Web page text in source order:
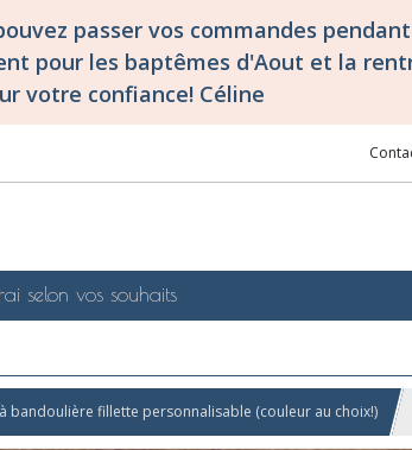
passer vos commandes
pour les baptêmes d'Aout et la
votre confiance! Céline
selon vos souhaits
bandoulière fillette personnalisable (couleur au choix!)